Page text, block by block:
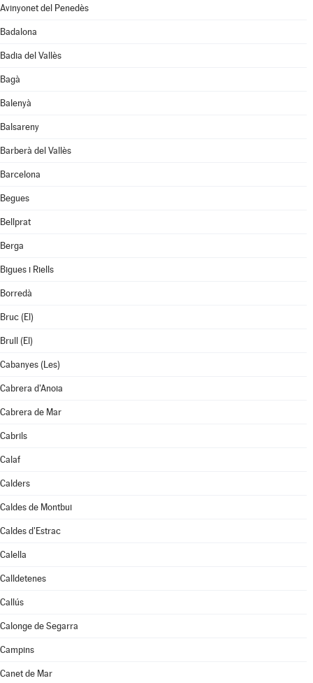
Avinyonet del Penedès
Badalona
Badia del Vallès
Bagà
Balenyà
Balsareny
Barberà del Vallès
Barcelona
Begues
Bellprat
Berga
Bigues i Riells
Borredà
Bruc (El)
Brull (El)
Cabanyes (Les)
Cabrera d'Anoia
Cabrera de Mar
Cabrils
Calaf
Calders
Caldes de Montbui
Caldes d'Estrac
Calella
Calldetenes
Callús
Calonge de Segarra
Campins
Canet de Mar